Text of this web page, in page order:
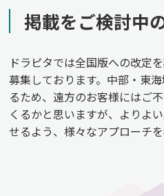
掲載をご検討中
ドラピタでは全国版への改定
募集しております。中部・東
るため、遠方のお客様にはご
くるかと思いますが、よりよ
せるよう、様々なアプローチを